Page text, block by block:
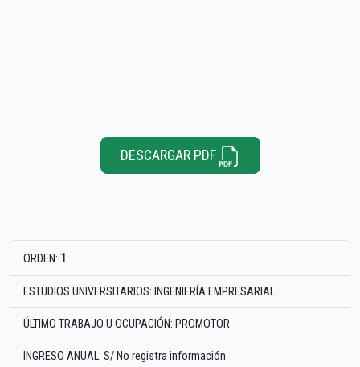
DESCARGAR PDF
ORDEN: 1
ESTUDIOS UNIVERSITARIOS: INGENIERÍA EMPRESARIAL
ÚLTIMO TRABAJO U OCUPACIÓN: PROMOTOR
INGRESO ANUAL: S/ No registra información